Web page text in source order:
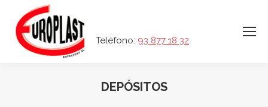
Teléfono: 93 877 18 32
DEPÓSITOS